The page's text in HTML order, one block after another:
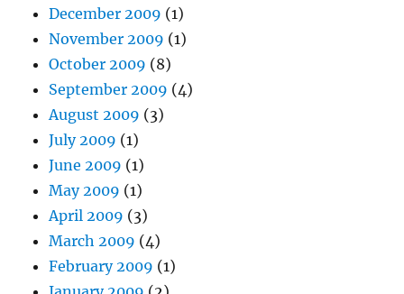
December 2009 (1)
November 2009 (1)
October 2009 (8)
September 2009 (4)
August 2009 (3)
July 2009 (1)
June 2009 (1)
May 2009 (1)
April 2009 (3)
March 2009 (4)
February 2009 (1)